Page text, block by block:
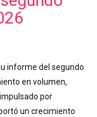
informe del segundo
en volumen,
por
un crecimiento